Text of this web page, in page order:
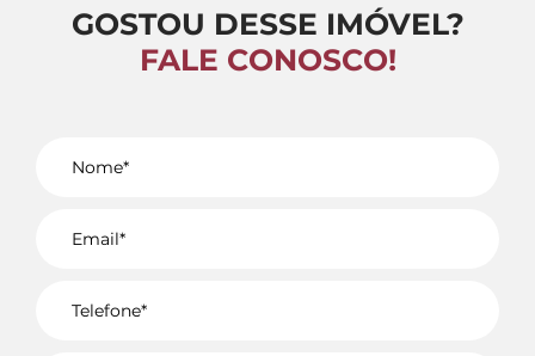
GOSTOU DESSE IMÓVEL?
FALE CONOSCO!